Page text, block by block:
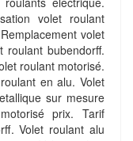
volet roulant
volet
roulant bubendorff.
roulant motorisé.
en alu. Volet
sur mesure
prix. Tarif
Volet roulant alu